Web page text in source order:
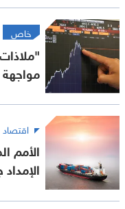
خاص
مواجهة
اقتصاد
الأمم